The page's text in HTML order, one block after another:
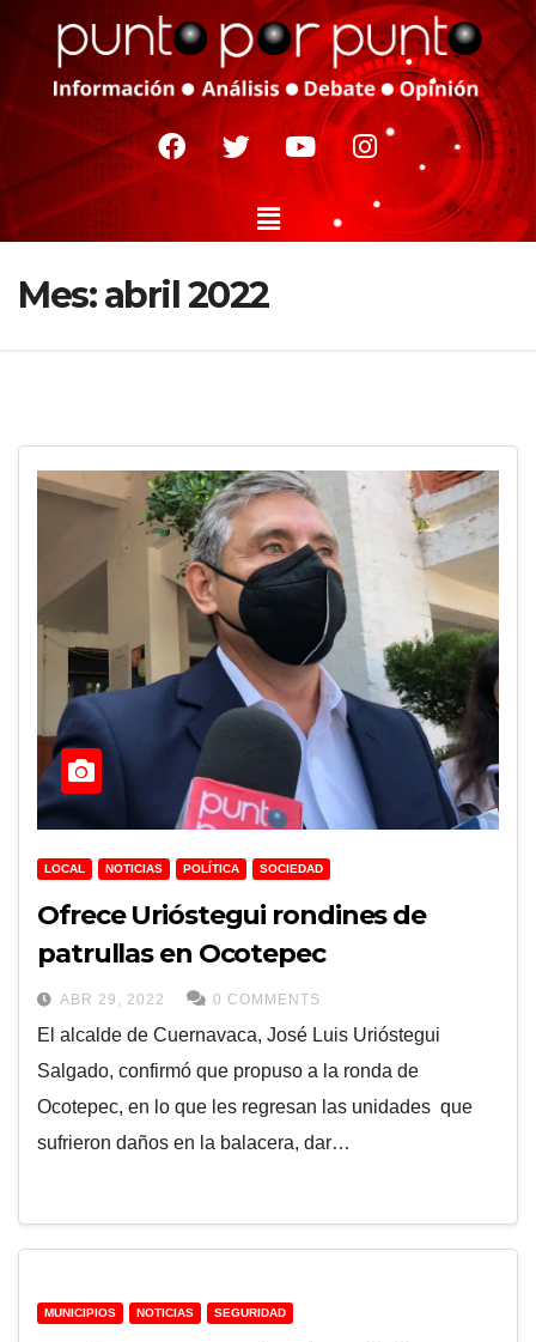
Mes:abril 2022
LOCAL NOTICIAS POLÍTICA SOCIEDAD
Ofrece Urióstegui rondines de
patrullas en Ocotepec
ABR 29, 2022 0 COMMENTS
El alcalde de Cuernavaca, José Luis Urióstegui
Salgado, confirmó que propuso a la ronda de
Ocotepec, en lo que les regresan las unidades que
sufrieron daños en la balacera, dar…
MUNICIPIOS NOTICIAS SEGURIDAD